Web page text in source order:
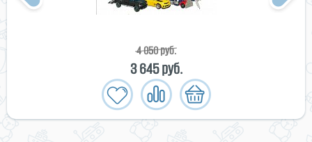
4 050 руб.
3 645 руб.